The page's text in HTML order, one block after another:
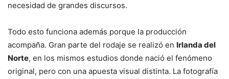
necesidad de grandes discursos.
Todo esto funciona además porque la producción
acompaña. Gran parte del rodaje se realizó en Irlanda del
Norte, en los mismos estudios donde nació el fenómeno
original, pero con una apuesta visual distinta. La fotografía